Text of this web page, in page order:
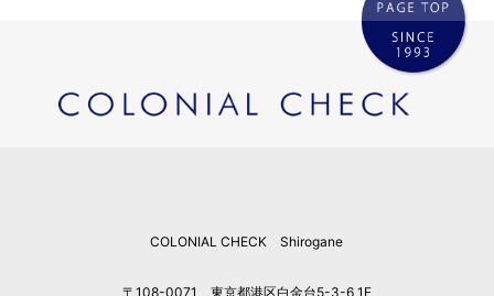
COLONIAL CHECK Shirogane
〒108-0071 東京都港区白金台5-3-6 1F